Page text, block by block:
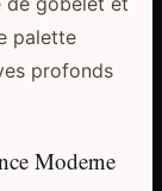
palette
profonds
Moderne